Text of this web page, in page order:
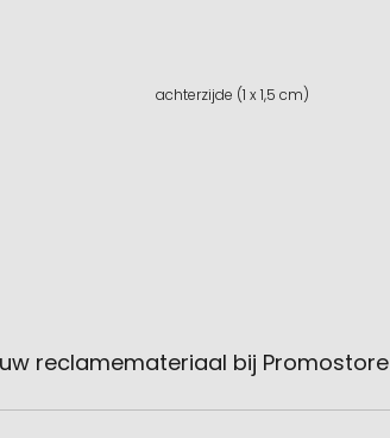
achterzijde (1 x 1,5 cm)
reclamemateriaal bij Promostore